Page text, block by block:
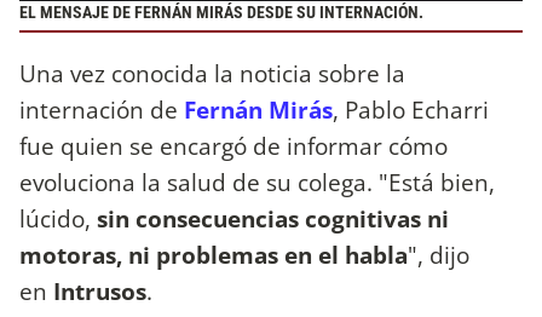
EL MENSAJE DE FERNÁN MIRÁS DESDE SU INTERNACIÓN.
Una vez conocida la noticia sobre la
internación de Fernán Mirás, Pablo Echarri
fue quien se encargó de informar cómo
evoluciona la salud de su colega. "Está bien,
lúcido, sin consecuencias cognitivas ni
motoras, ni problemas en el habla", dijo
en Intrusos.